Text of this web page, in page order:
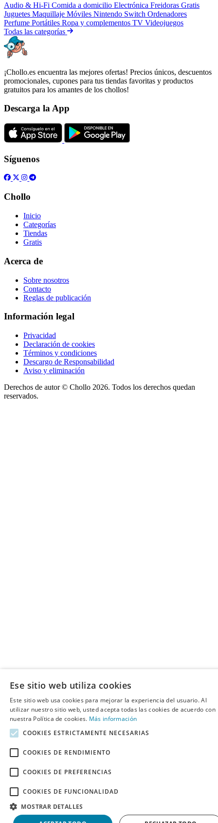
Audio & Hi-Fi Comida a domicilio Electrónica Freidoras Gratis
Juguetes Maquillaje Móviles Nintendo Switch Ordenadores
Perfume Portátiles Ropa y complementos TV Videojuegos
Todas las categorías
¡Chollo.es encuentra las mejores ofertas! Precios únicos, descuentos
promocionales, cupones para tus tiendas favoritas y productos
gratuitos para los amantes de los chollos!
Descarga la App
Síguenos
Chollo
Inicio
Categorías
Tiendas
Gratis
Acerca de
Sobre nosotros
Contacto
Reglas de publicación
Información legal
Privacidad
Declaración de cookies
Términos y condiciones
Descargo de Responsabilidad
Aviso y eliminación
Derechos de autor © Chollo 2026. Todos los derechos quedan
reservados.
Ese sitio web utiliza cookies
Este sitio web usa cookies para mejorar la experiencia del usuario. Al
utilizar nuestro sitio web, usted acepta todas las cookies de acuerdo con
nuestra Política de cookies. Más información
COOKIES ESTRICTAMENTE NECESARIAS
COOKIES DE RENDIMIENTO
COOKIES DE PREFERENCIAS
COOKIES DE FUNCIONALIDAD
MOSTRAR DETALLES